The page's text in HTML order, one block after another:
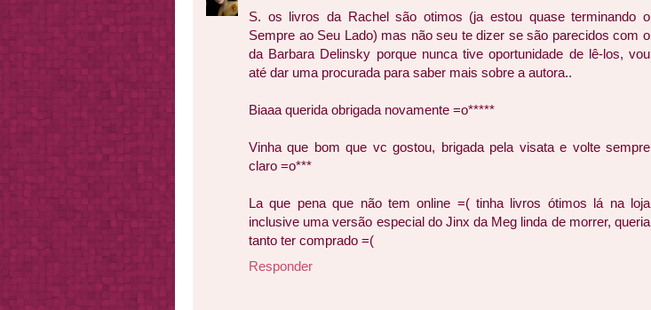
S. os livros da Rachel são otimos (ja estou quase terminando o
Sempre ao Seu Lado) mas não seu te dizer se são parecidos com o
da Barbara Delinsky porque nunca tive oportunidade de lê-los, vou
até dar uma procurada para saber mais sobre a autora..
Biaaa querida obrigada novamente =o*****
Vinha que bom que vc gostou, brigada pela visata e volte sempre
claro =o***
La que pena que não tem online =( tinha livros ótimos lá na loja
inclusive uma versão especial do Jinx da Meg linda de morrer, queria
tanto ter comprado =(
Responder